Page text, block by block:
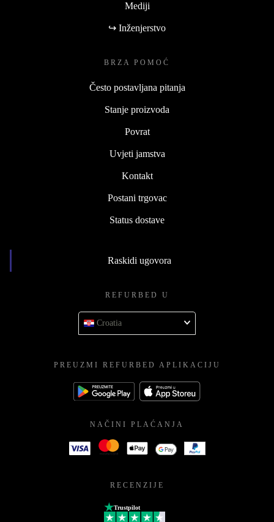
Mediji
↪ Inženjerstvo
BRZA POMOĆ
Često postavljana pitanja
Stanje proizvoda
Povrat
Uvjeti jamstva
Kontakt
Postani trgovac
Status dostave
Raskidi ugovora
REFURBED U
Croatia
PREUZMI REFURBED APLIKACIJU
NAČINI PLAĆANJA
RECENZIJE
Trustpilot